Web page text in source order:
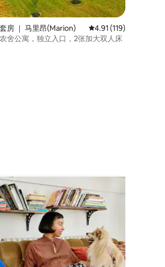
分 5 分），共 100 条评价
房 ｜ 马里昂(Marion) 平均评分 4.91 分（满
4.91 (119)
舍公寓，独立入口，2张加大双人床